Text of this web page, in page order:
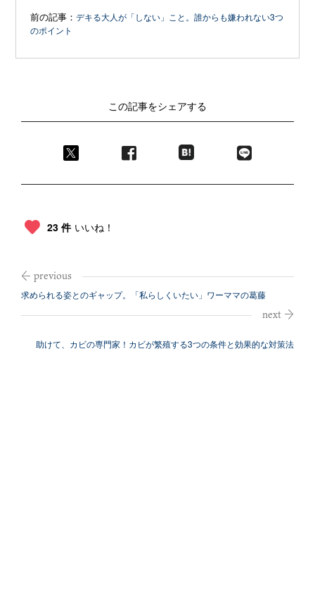
前の記事：デキる大人が「しない」こと。誰からも嫌われない3つ
のポイント
この記事をシェアする
23 件 いいね！
求められる姿とのギャップ。「私らしくいたい」ワーママの葛藤
助けて、カビの専門家！カビが繁殖する3つの条件と効果的な対策法